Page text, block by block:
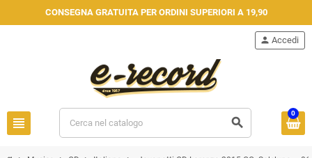
CONSEGNA GRATUITA PER ORDINI SUPERIORI A 19,90
view_headline search
person Accedi
0